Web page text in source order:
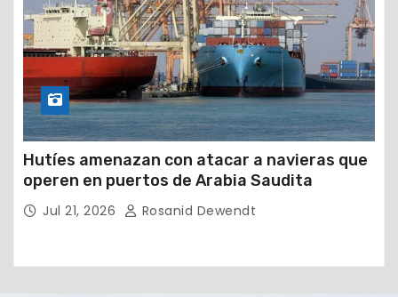
Hutíes amenazan con atacar a navieras que
operen en puertos de Arabia Saudita
Jul 21, 2026 Rosanid Dewendt